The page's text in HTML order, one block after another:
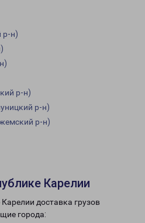
р-н)
р-н)
р-н)
р-н)
Карелии
доставка грузов
города: